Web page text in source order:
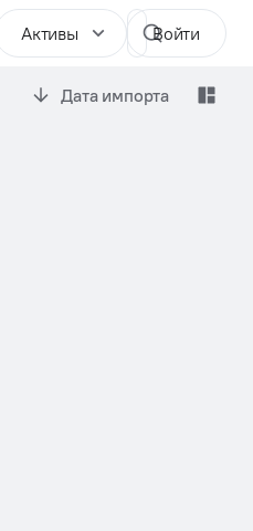
Активы Войти
Дата импорта